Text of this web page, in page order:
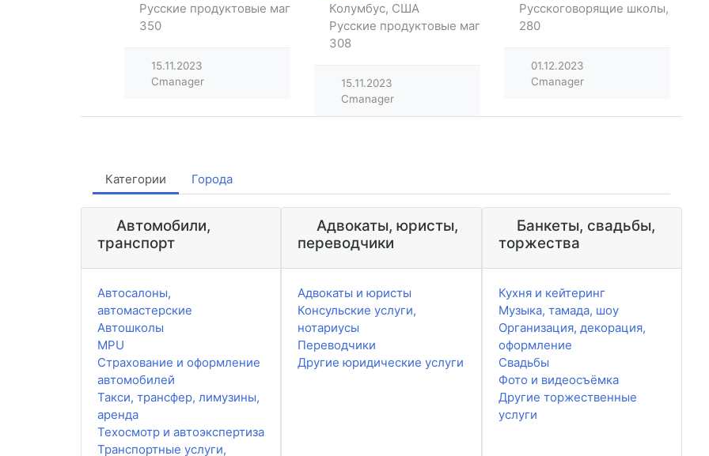
Русские продуктовые магазины
350
15.11.2023
Cmanager
Колумбус, США
Русские продуктовые магазины
308
15.11.2023
Cmanager
Русскоговорящие школы,
280
01.12.2023
Cmanager
Категории Города
Автомобили,
транспорт
Автосалоны,
автомастерские
Автошколы
MPU
Страхование и оформление
автомобилей
Такси, трансфер, лимузины,
аренда
Техосмотр и автоэкспертиза
Транспортные услуги,
Адвокаты, юристы,
переводчики
Адвокаты и юристы
Консульские услуги,
нотариусы
Переводчики
Другие юридические услуги
Банкеты, свадьбы,
торжества
Кухня и кейтеринг
Музыка, тамада, шоу
Организация, декорация,
оформление
Свадьбы
Фото и видеосъёмка
Другие торжественные
услуги